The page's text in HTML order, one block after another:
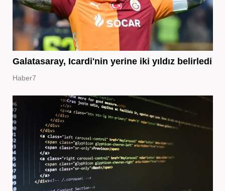
Galatasaray, Icardi'nin yerine iki yıldız belirledi
Haber7